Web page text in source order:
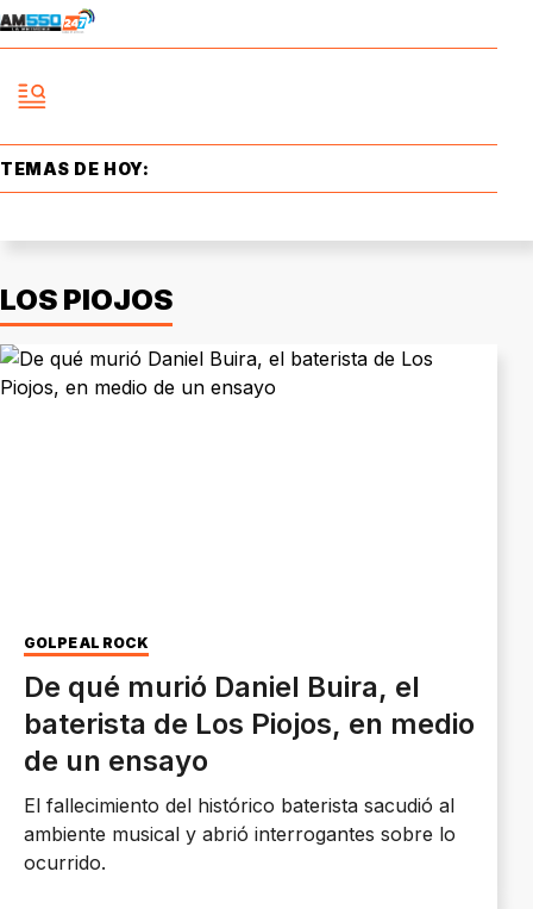
TEMAS DE HOY:
LOS PIOJOS
GOLPE AL ROCK
De qué murió Daniel Buira, el
baterista de Los Piojos, en medio
de un ensayo
El fallecimiento del histórico baterista sacudió al
ambiente musical y abrió interrogantes sobre lo
ocurrido.